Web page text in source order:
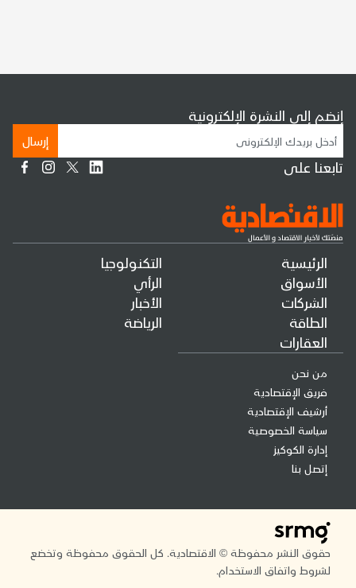
الرئيسية
الأسواق
الشركات
الطاقة
العقارات
التكنولوجيا
الرأي
الأخبار
الرياضة
من نحن
فريق الإقتصادية
أرشيف الإقتصادية
سياسة الخصوصية
إدارة الكوكيز
إتصل بنا
إنضم إلى النشرة الإلكترونية
إرسال
تابعنا على
حقوق النشر محفوظة © الاقتصادية. كل الحقوق محفوظة وتخضع
لشروط واتفاق الاستخدام.